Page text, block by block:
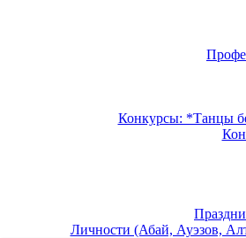
Конкурсы: *Танцы
Личности (Абай, Ауэзов,